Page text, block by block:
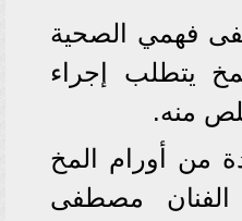
فهمي الصحية
يتطلب إجراء
منه.
من أورام المخ
الفنان مصطفى